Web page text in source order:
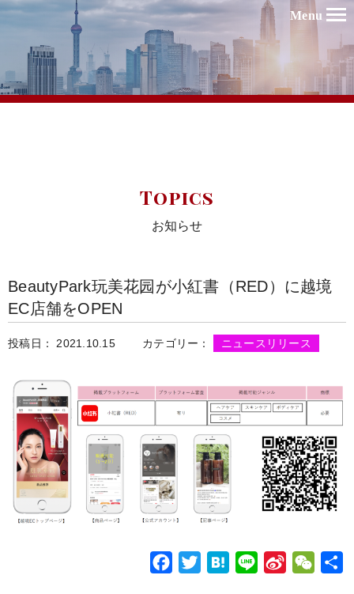
Menu
Topics
お知らせ
BeautyPark玩美花园が小紅書（RED）に越境
EC店舗をOPEN
投稿日： 2021.10.15 カテゴリー： ニュースリリース
H
S
W